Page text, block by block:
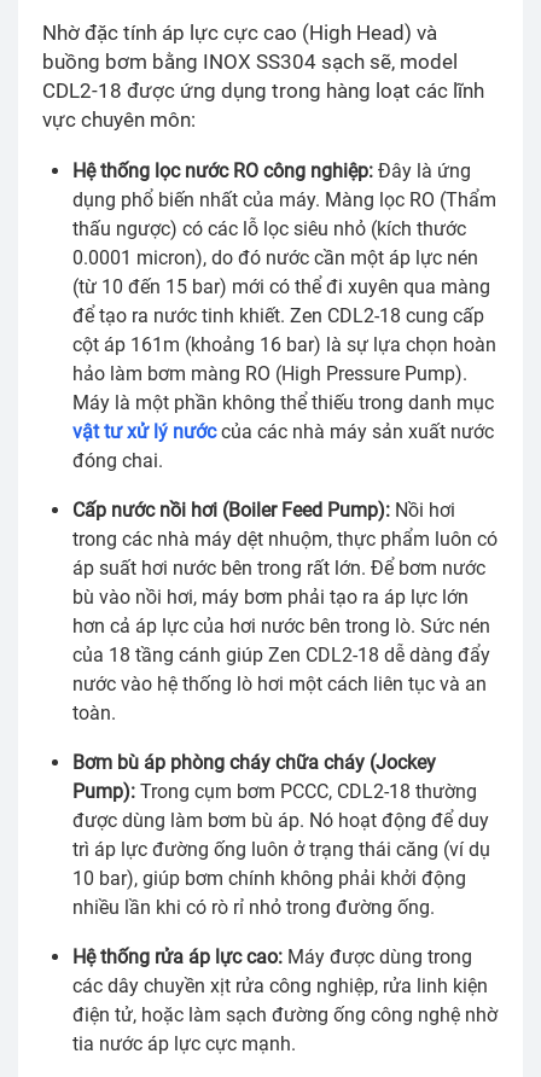
Nhờ đặc tính áp lực cực cao (High Head) và
buồng bơm bằng INOX SS304 sạch sẽ, model
CDL2-18 được ứng dụng trong hàng loạt các lĩnh
vực chuyên môn:
Hệ thống lọc nước RO công nghiệp: Đây là ứng
dụng phổ biến nhất của máy. Màng lọc RO (Thẩm
thấu ngược) có các lỗ lọc siêu nhỏ (kích thước
0.0001 micron), do đó nước cần một áp lực nén
(từ 10 đến 15 bar) mới có thể đi xuyên qua màng
để tạo ra nước tinh khiết. Zen CDL2-18 cung cấp
cột áp 161m (khoảng 16 bar) là sự lựa chọn hoàn
hảo làm bơm màng RO (High Pressure Pump).
Máy là một phần không thể thiếu trong danh mục
vật tư xử lý nướccủa các nhà máy sản xuất nước
đóng chai.
Cấp nước nồi hơi (Boiler Feed Pump): Nồi hơi
trong các nhà máy dệt nhuộm, thực phẩm luôn có
áp suất hơi nước bên trong rất lớn. Để bơm nước
bù vào nồi hơi, máy bơm phải tạo ra áp lực lớn
hơn cả áp lực của hơi nước bên trong lò. Sức nén
của 18 tầng cánh giúp Zen CDL2-18 dễ dàng đẩy
nước vào hệ thống lò hơi một cách liên tục và an
toàn.
Bơm bù áp phòng cháy chữa cháy (Jockey
Pump): Trong cụm bơm PCCC, CDL2-18 thường
được dùng làm bơm bù áp. Nó hoạt động để duy
trì áp lực đường ống luôn ở trạng thái căng (ví dụ
10 bar), giúp bơm chính không phải khởi động
nhiều lần khi có rò rỉ nhỏ trong đường ống.
Hệ thống rửa áp lực cao: Máy được dùng trong
các dây chuyền xịt rửa công nghiệp, rửa linh kiện
điện tử, hoặc làm sạch đường ống công nghệ nhờ
tia nước áp lực cực mạnh.